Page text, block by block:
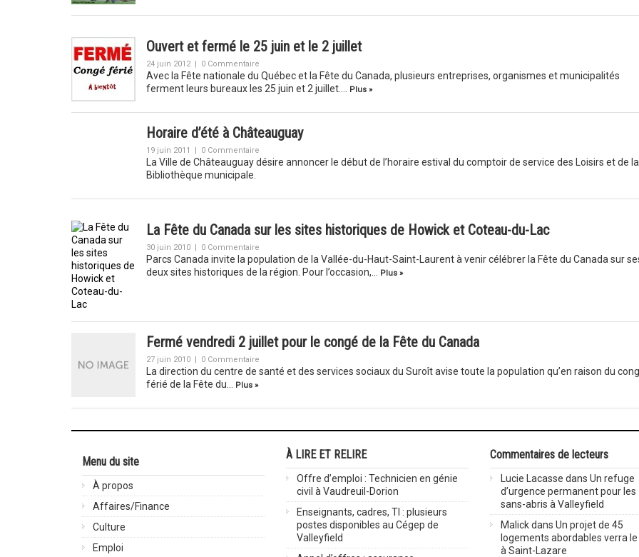
Ouvert et fermé le 25 juin et le 2 juillet
24 juin 2012 | 0 Commentaire
Avec la Fête nationale du Québec et la Fête du Canada, plusieurs entreprises, organismes et municipalités
ferment leurs bureaux les 25 juin et 2 juillet….
Plus »
Horaire d’été à Châteauguay
19 juin 2011 | 0 Commentaire
La Ville de Châteauguay désire annoncer le début de l’horaire estival du comptoir de service des Loisirs et de la
Bibliothèque municipale.
La Fête du Canada sur les sites historiques de Howick et Coteau-du-Lac
30 juin 2010 | 0 Commentaire
Parcs Canada invite la population de la Vallée-du-Haut-Saint-Laurent à venir célébrer la Fête du Canada sur
deux sites historiques de la région. Pour l’occasion,…
Plus »
Fermé vendredi 2 juillet pour le congé de la Fête du Canada
27 juin 2010 | 0 Commentaire
La direction du centre de santé et des services sociaux du Suroît avise toute la population qu’en raison du
férié de la Fête du…
Plus »
Menu du site
À propos
Affaires/Finance
Culture
Emploi
À LIRE ET RELIRE
Offre d’emploi : Technicien en génie
civil à Vaudreuil-Dorion
Enseignants, cadres, TI : plusieurs
postes disponibles au Cégep de
Valleyfield
Commentaires de lecteurs
Lucie Lacasse dans Un refuge
d’urgence permanent pour les
sans-abris à Valleyfield
Malickdans Un projet de 45
logements abordables verra
à Saint-Lazare